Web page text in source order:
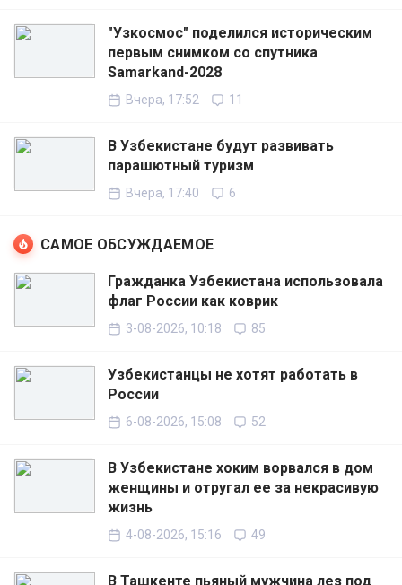
"Узкосмос" поделился историческим
первым снимком со спутника
Samarkand-2028
Вчера, 17:52 11
В Узбекистане будут развивать
парашютный туризм
Вчера, 17:40 6
САМОЕ ОБСУЖДАЕМОЕ
Гражданка Узбекистана использовала
флаг России как коврик
3-08-2026, 10:18 85
Узбекистанцы не хотят работать в
России
6-08-2026, 15:08 52
В Узбекистане хоким ворвался в дом
женщины и отругал ее за некрасивую
жизнь
4-08-2026, 15:16 49
В Ташкенте пьяный мужчина лез под